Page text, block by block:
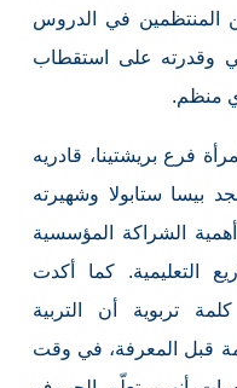
وطفلة من المنتظمين في الدروس
وقدرته على استقطاب
منظم.
فرع بريشتينا، قادريه
بيسا ستابولا وشهيرته
الشراكة المؤسسية
التعليمية. كما أكدت
تربوية أن التربية
قبل المعرفة، في وقت